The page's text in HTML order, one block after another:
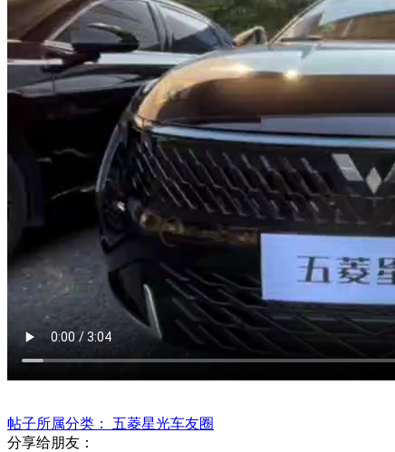
帖子所属分类：
五菱星光车友圈
分享给朋友：